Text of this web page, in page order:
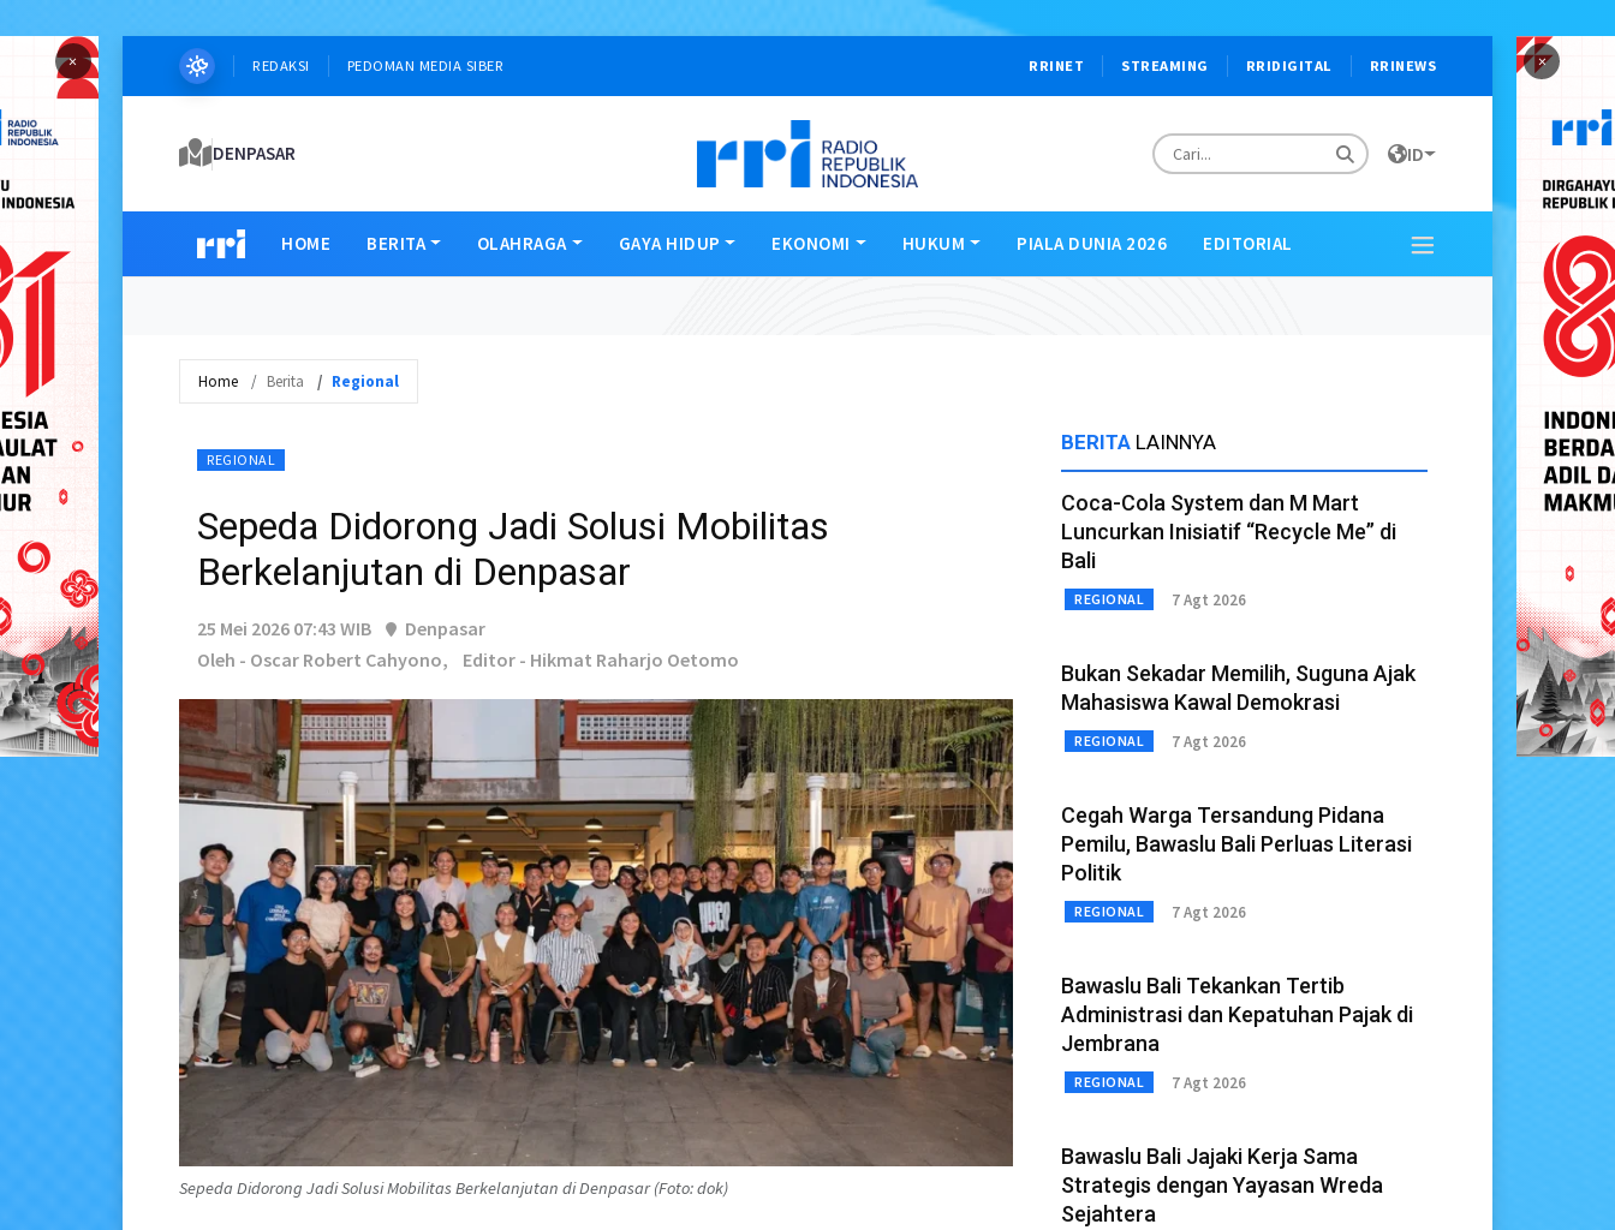
× ×
REDAKSI PEDOMAN MEDIA SIBER RRINET STREAMING RRIDIGITAL RRINEWS
DENPASAR ID
HOME BERITA OLAHRAGA GAYA HIDUP EKONOMI HUKUM PIALA DUNIA 2026 EDITORIAL
Home Berita Regional
REGIONAL
Sepeda Didorong Jadi Solusi Mobilitas
Berkelanjutan di Denpasar
25 Mei 2026 07:43 WIB
Denpasar
Oleh - Oscar Robert Cahyono,
Editor - Hikmat Raharjo Oetomo
Sepeda Didorong Jadi Solusi Mobilitas Berkelanjutan di Denpasar (Foto: dok)
BERITA LAINNYA
Coca-Cola System dan M Mart
Luncurkan Inisiatif “Recycle Me” di
Bali
REGIONAL 7 Agt 2026
Bukan Sekadar Memilih, Suguna Ajak
Mahasiswa Kawal Demokrasi
REGIONAL 7 Agt 2026
Cegah Warga Tersandung Pidana
Pemilu, Bawaslu Bali Perluas Literasi
Politik
REGIONAL 7 Agt 2026
Bawaslu Bali Tekankan Tertib
Administrasi dan Kepatuhan Pajak di
Jembrana
REGIONAL 7 Agt 2026
Bawaslu Bali Jajaki Kerja Sama
Strategis dengan Yayasan Wreda
Sejahtera